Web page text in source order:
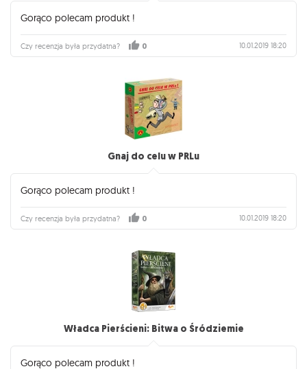
Gorąco polecam produkt !
Czy recenzja była przydatna? 0 10.01.2019 18:20
Gnaj do celu w PRLu
Gorąco polecam produkt !
Czy recenzja była przydatna? 0 10.01.2019 18:20
Władca Pierścieni: Bitwa o Śródziemie
Gorąco polecam produkt !